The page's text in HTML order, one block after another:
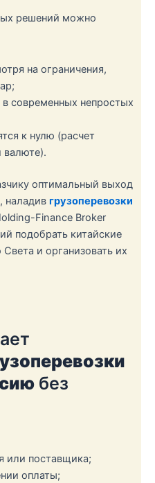
решений можно
на ограничения,
современных непростых
к нулю (расчет
валюте).
оптимальный выход
наладив грузоперевозки
Finance Broker
подобрать китайские
и организовать их
без
или поставщика;
оплаты;